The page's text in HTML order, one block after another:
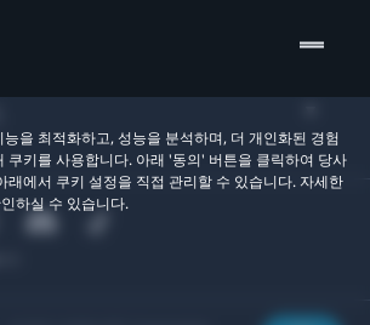
을 최적화하고, 성능을 분석하며, 더 개인화된 경험
쿠키를 사용합니다. 아래 '동의' 버튼을 클릭하여 당사
래에서 쿠키 설정을 직접 관리할 수 있습니다. 자세한
하실 수 있습니다.